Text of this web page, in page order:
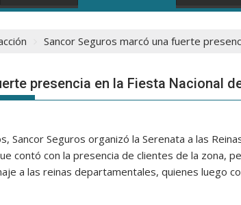
Sancor Seguros marcó una fuerte
presencia en la Fiesta Nacional
Sancor Seguros organizó la Serenata a las
contó con la presencia de clientes de la zona,
a las reinas departamentales, quienes luego